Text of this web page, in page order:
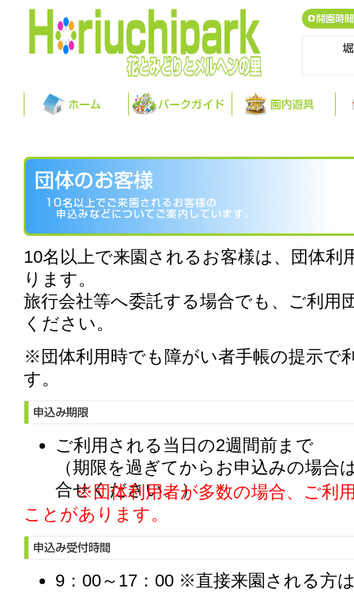
10名以上で来園されるお客様は、団体利
ります。
旅行会社等へ委託する場合でも、ご利用
ください。
※団体利用時でも障がい者手帳の提示で
す。
ご利用される当日の2週間前まで
（期限を過ぎてからお申込みの場合
合せください。）
※団体利用者が多数の場合、ご利用
ことがあります。
9：00～17：00 ※直接来園される方